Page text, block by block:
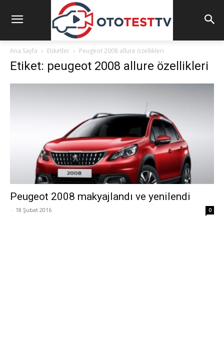
Ana Sayfa Etiketler Peugeot 2008 allure özellikleri
Etiket: peugeot 2008 allure özellikleri
Peugeot 2008 makyajlandı ve yenilendi
- 18 Şubat 2016 0